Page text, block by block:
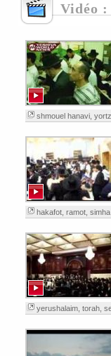
Vidéo :
shmouel hanavi,
hakafot, ramot,
yerushalaim, torah,